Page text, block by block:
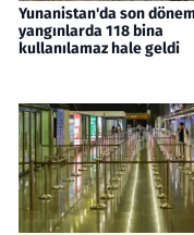
Yunanistan'da son
yangınlarda 118 bina
kullanılamaz hale geldi